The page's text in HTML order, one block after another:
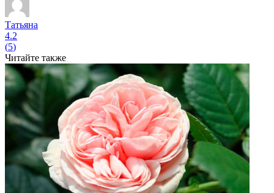
Татьяна
4.2
(5)
Читайте также